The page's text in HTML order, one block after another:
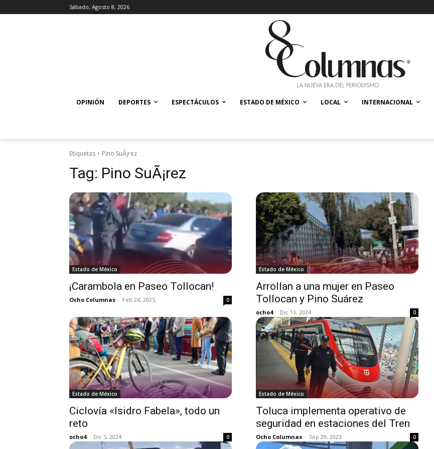
Sábado, Agosto 8, 2026
OPINIÓN DEPORTES ESPECTÁCULOS ESTADO DE MÉXICO LOCAL INTERNACIONAL
Etiquetas Pino SuÃ¡rez
Tag: Pino SuÃ¡rez
Estado de México
¡Carambola en Paseo Tollocan!
Ocho Columnas - Feb 24, 2025 0
Estado de México
Arrollan a una mujer en Paseo
Tollocan y Pino Suárez
ocho4 - Dic 13, 2024 0
Estado de México
Ciclovía «Isidro Fabela», todo un
reto
ocho4 - Dic 5, 2024 0
Estado de México
Toluca implementa operativo de
seguridad en estaciones del Tren
Ocho Columnas - Sep 29, 2023 0